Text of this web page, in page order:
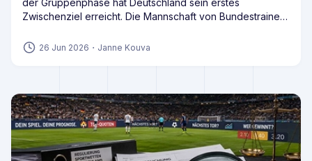
der Gruppenphase hat Deutschland sein erstes
Zwischenziel erreicht. Die Mannschaft von Bundestrainer
vorherigen Siege gegen Curaçao und die Elfenbeinküste
26 Jun 2026 ・ Janne Kouva